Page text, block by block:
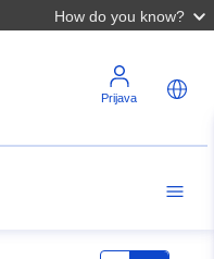
How do you know?
Prijava